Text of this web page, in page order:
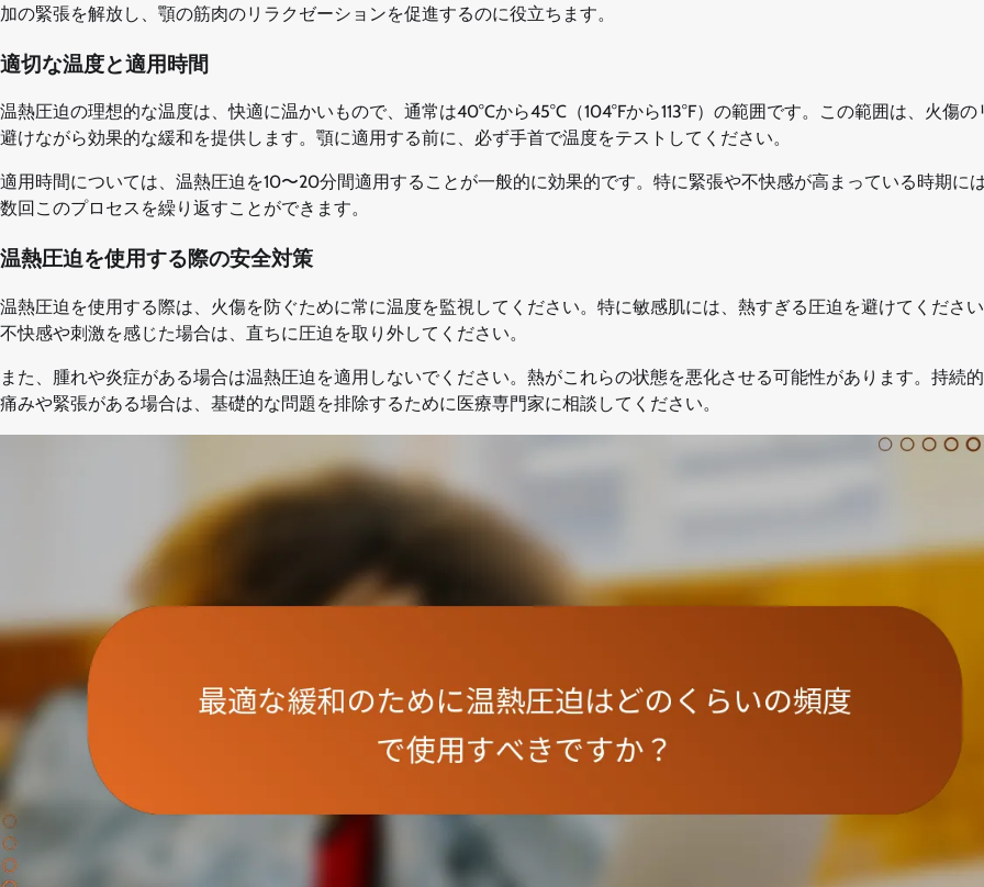
加の緊張を解放し、顎の筋肉のリラクゼーションを促進するのに役立ちます。
適切な温度と適用時間
温熱圧迫の理想的な温度は、快適に温かいもので、通常は40°Cから45°C（104°Fから113°F）の範囲です。この範囲は、火傷
避けながら効果的な緩和を提供します。顎に適用する前に、必ず手首で温度をテストしてください。
適用時間については、温熱圧迫を10〜20分間適用することが一般的に効果的です。特に緊張や不快感が高まっている時期に
数回このプロセスを繰り返すことができます。
温熱圧迫を使用する際の安全対策
温熱圧迫を使用する際は、火傷を防ぐために常に温度を監視してください。特に敏感肌には、熱すぎる圧迫を避けてくださ
不快感や刺激を感じた場合は、直ちに圧迫を取り外してください。
また、腫れや炎症がある場合は温熱圧迫を適用しないでください。熱がこれらの状態を悪化させる可能性があります。持続
痛みや緊張がある場合は、基礎的な問題を排除するために医療専門家に相談してください。